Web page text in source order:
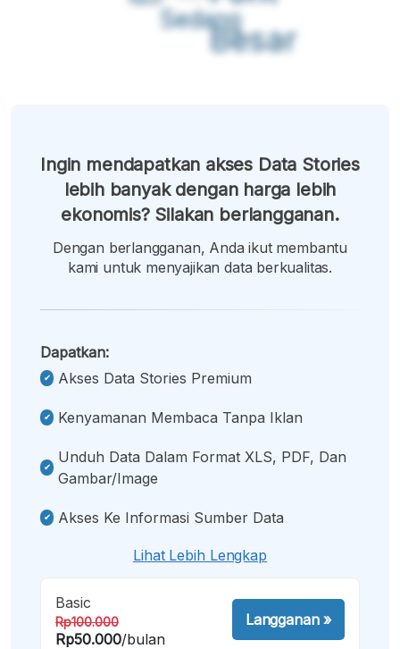
Sedang
Besar
Ingin mendapatkan akses Data Stories
lebih banyak dengan harga lebih
ekonomis? Silakan berlangganan.
Dengan berlangganan, Anda ikut membantu
kami untuk menyajikan data berkualitas.
Dapatkan:
Akses Data Stories Premium
Kenyamanan Membaca Tanpa Iklan
Unduh Data Dalam Format XLS, PDF, Dan
Gambar/image
Akses Ke Informasi Sumber Data
Lihat Lebih Lengkap
Basic
Rp100.000
Rp50.000/bulan
Langganan»